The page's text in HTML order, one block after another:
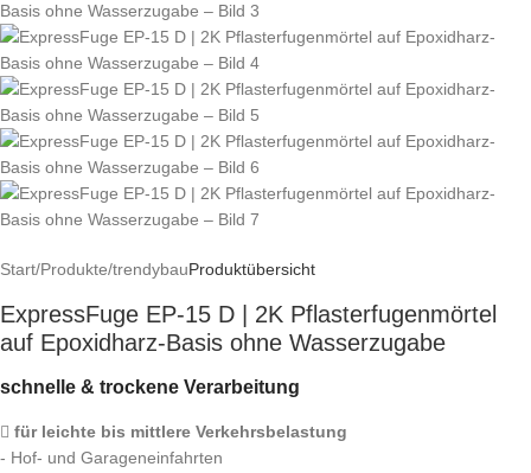
Start/Produkte/trendybauProduktübersicht
ExpressFuge EP-15 D | 2K Pflasterfugenmörtel
auf Epoxidharz-Basis ohne Wasserzugabe
schnelle & trockene Verarbeitung
für leichte bis mittlere Verkehrsbelastung
- Hof- und Garageneinfahrten